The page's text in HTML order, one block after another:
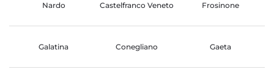
Nardo Castelfranco Veneto Frosinone
Galatina Conegliano Gaeta